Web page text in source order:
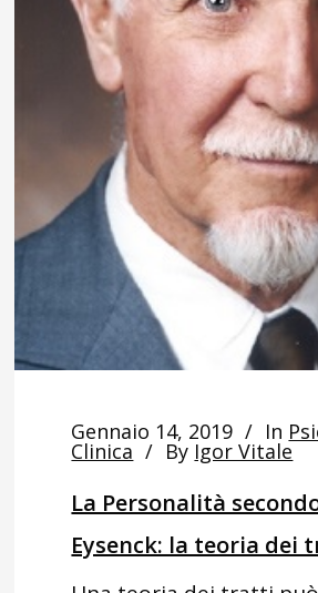
Gennaio 14, 2019 In
Clinica By Igor Vitale
La Personalità
Eysenck: la teoria dei